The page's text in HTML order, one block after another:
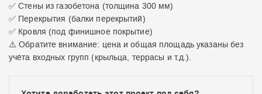
✅ Стены из газобетона (толщина 300 мм)
✅ Перекрытия (балки перекрытий)
✅ Кровля (под финишное покрытие)
⚠️ Обратите внимание: цена и общая площадь указаны без
учёта входных групп (крыльца, террасы и т.д.).